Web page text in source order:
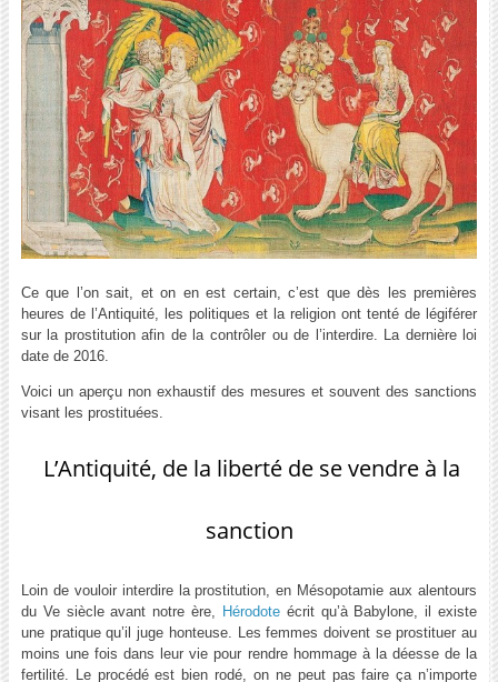
Ce que l’on sait, et on en est certain, c’est que dès les premières
heures de l’Antiquité, les politiques et la religion ont tenté de légiférer
sur la prostitution afin de la contrôler ou de l’interdire. La dernière loi
date de 2016.
Voici un aperçu non exhaustif des mesures et souvent des sanctions
visant les prostituées.
L’Antiquité, de la liberté de se vendre à la
sanction
Loin de vouloir interdire la prostitution, en Mésopotamie aux alentours
du Ve siècle avant notre ère,
Hérodoteécrit qu’à Babylone, il existe
une pratique qu’il juge honteuse. Les femmes doivent se prostituer au
moins une fois dans leur vie pour rendre hommage à la déesse de la
fertilité. Le procédé est bien rodé, on ne peut pas faire ça n’importe